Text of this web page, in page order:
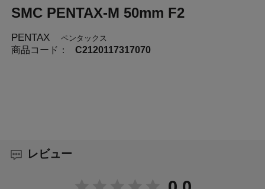
SMC PENTAX-M 50mm F2
PENTAX ペンタックス
商品コード： C2120117317070
レビュー